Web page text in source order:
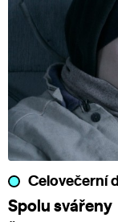
Celovečerní
Spolu svářeny